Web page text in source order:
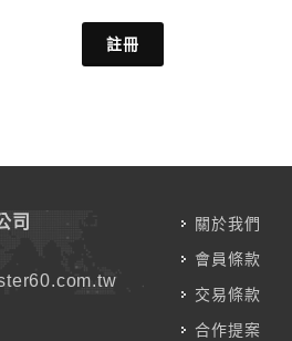
註冊
司
關於我們
會員條款
交易條款
合作提案